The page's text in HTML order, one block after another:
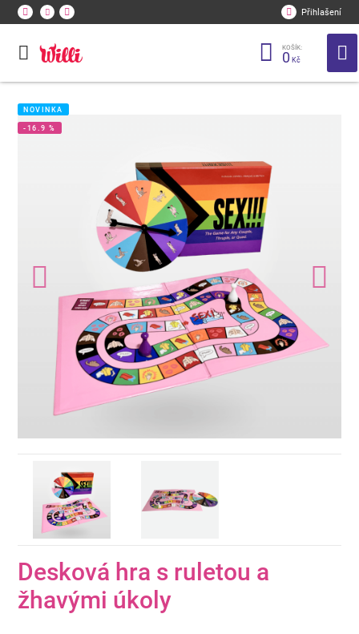
Přihlašení
KOŠÍK:
0 Kč
NOVINKA
-16.9 %
Desková hra s ruletou a
žhavými úkoly